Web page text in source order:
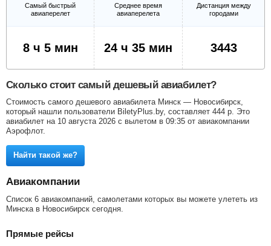
Самый быстрый
авиаперелет
Среднее время
авиаперелета
Дистанция между
городами
8 ч 5 мин 24 ч 35 мин 3443
Сколько стоит самый дешевый авиабилет?
Стоимость самого дешевого авиабилета Минск — Новосибирск,
который нашли пользователи BiletyPlus.by, составляет 444 р . Это
авиабилет на 10 августа 2026 с вылетом в 09:35 от авиакомпании
Аэрофлот.
Найти такой же?
Авиакомпании
Список 6 авиакомпаний, самолетами которых вы можете улететь из
Минска в Новосибирск сегодня.
Прямые рейсы